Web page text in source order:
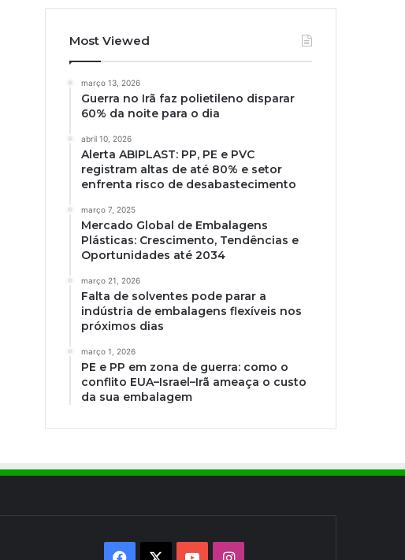
Most Viewed
março 13, 2026
Guerra no Irã faz polietileno disparar
60% da noite para o dia
abril 10, 2026
Alerta ABIPLAST: PP, PE e PVC
registram altas de até 80% e setor
enfrenta risco de desabastecimento
março 7, 2025
Mercado Global de Embalagens
Plásticas: Crescimento, Tendências e
Oportunidades até 2034
março 21, 2026
Falta de solventes pode parar a
indústria de embalagens flexíveis nos
próximos dias
março 1, 2026
PE e PP em zona de guerra: como o
conflito EUA–Israel–Irã ameaça o custo
da sua embalagem
Facebook YouTubeInstagram